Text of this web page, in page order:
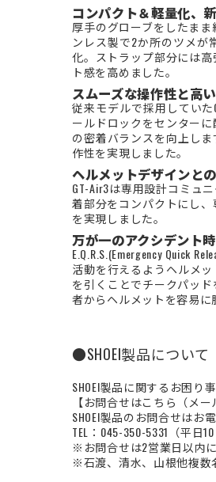
コンパクト＆軽量化、
厚手のグローブをしたま
ンレス製で2か所のツメが
化。ストラップ部分には
ト感を高めました。
スムーズな操作性と高
従来モデルで採用していた
ールドロックをセンター
の密着バランスを向上し
作性を実現しました。
ヘルメットデザインと
GT-Air3は専用設計コミュ
着部分をコンパクトにし
を実現しました。
万が一のアクシデント
E.Q.R.S.(Emergency Quick
活動を行えるようヘルメ
を引くことでチークパッ
者からヘルメットを容易に
●SHOEI製品について
SHOEI製品に関するお困り
【お問合せはこちら（メー
SHOEI製品のお問合せはお
TEL：045-350-5331（平日10
※お問合せは2営業日以内
※石渡、清水、山根他複数